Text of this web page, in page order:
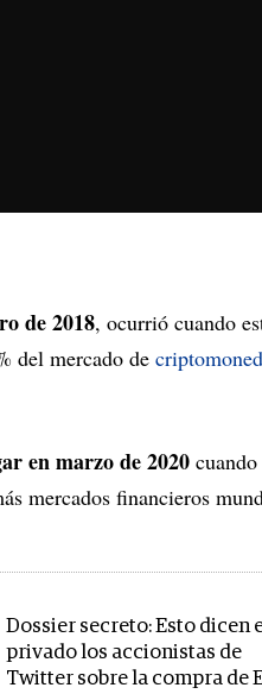
de 2018, ocurrió cuando
del mercado de
en marzo de 2020
mercados financieros
Dossier secreto: Esto dicen
privado los accionistas de
Twitter sobre la compra de